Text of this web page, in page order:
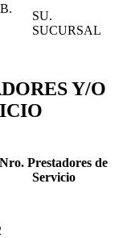
SU.
SUCURSAL
Y/O
Nro. Prestadores de
Servicio